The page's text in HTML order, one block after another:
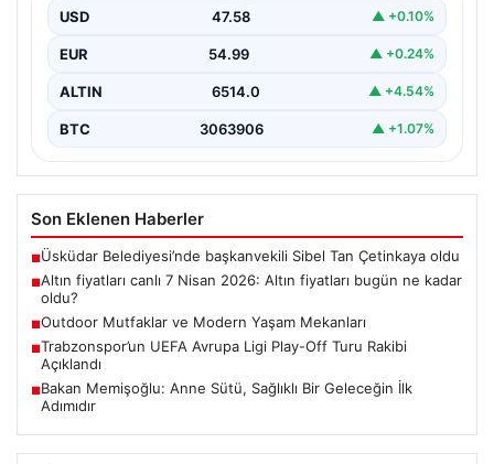
USD 47.58 ▲ +0.10%
EUR 54.99 ▲ +0.24%
ALTIN 6514.0 ▲ +4.54%
BTC 3063906 ▲ +1.07%
Son Eklenen Haberler
■Üsküdar Belediyesi’nde başkanvekili Sibel Tan Çetinkaya oldu
■Altın fiyatları canlı 7 Nisan 2026: Altın fiyatları bugün ne kadar
oldu?
■Outdoor Mutfaklar ve Modern Yaşam Mekanları
■Trabzonspor’un UEFA Avrupa Ligi Play-Off Turu Rakibi
Açıklandı
■Bakan Memişoğlu: Anne Sütü, Sağlıklı Bir Geleceğin İlk
Adımıdır